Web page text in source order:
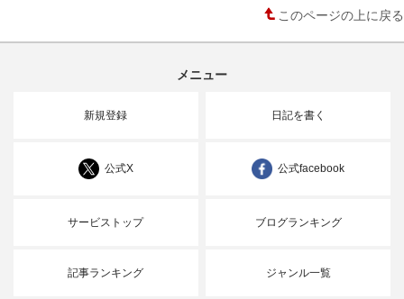
このページの上に戻る
メニュー
新規登録 日記を書く
公式X 公式facebook
サービストップ ブログランキング
記事ランキング ジャンル一覧